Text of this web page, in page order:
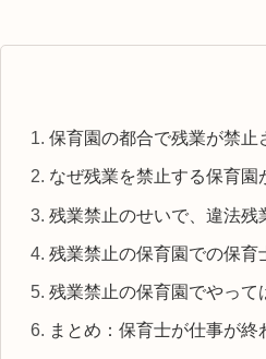
保育園の都合で残業が禁止
なぜ残業を禁止する保育園
残業禁止のせいで、違法残
残業禁止の保育園での保育
残業禁止の保育園でやって
まとめ：保育士が仕事が